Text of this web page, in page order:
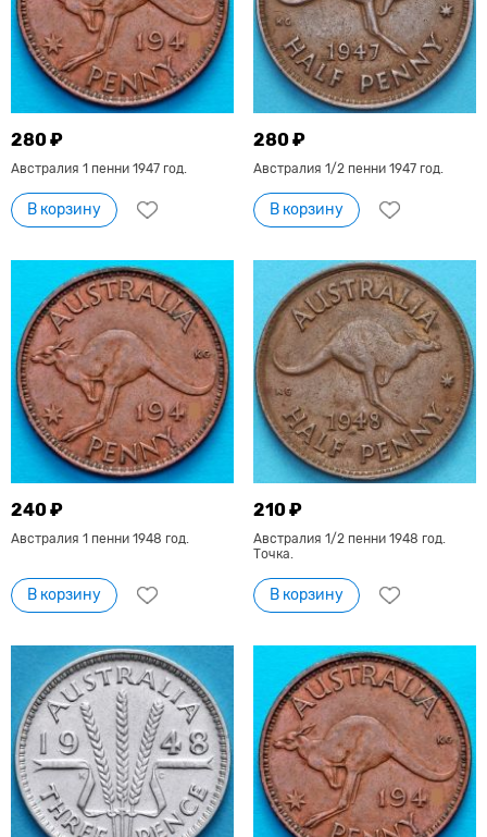
280 ₽
Австралия 1 пенни 1947 год.
В корзину
280 ₽
Австралия 1/2 пенни 1947 год.
В корзину
240 ₽
Австралия 1 пенни 1948 год.
В корзину
210 ₽
Австралия 1/2 пенни 1948 год.
Точка.
В корзину